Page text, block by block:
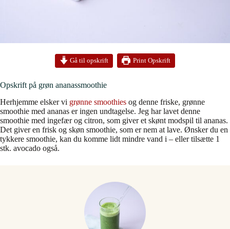
Gå til opskrift Print Opskrift
Opskrift på grøn ananassmoothie
Herhjemme elsker vi grønne smoothies og denne friske, grønne
smoothie med ananas er ingen undtagelse. Jeg har lavet denne
smoothie med ingefær og citron, som giver et skønt modspil til ananas.
Det giver en frisk og skøn smoothie, som er nem at lave. Ønsker du en
tykkere smoothie, kan du komme lidt mindre vand i – eller tilsætte 1
stk. avocado også.